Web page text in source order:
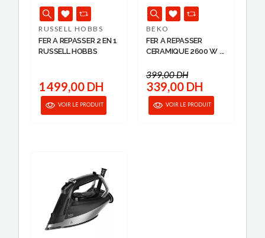
RUSSELL HOBBS
FER A REPASSER 2 EN 1
RUSSELL HOBBS
1 499,00 DH
VOIR LE PRODUIT
BEKO
FER A REPASSER
CERAMIQUE 2600 W ...
399,00 DH
339,00 DH
VOIR LE PRODUIT